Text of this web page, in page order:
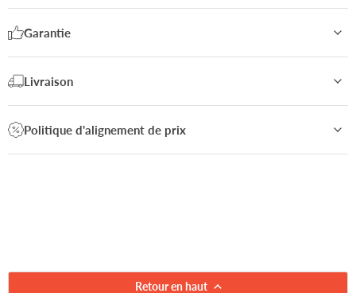
Garantie
Livraison
Politique d'alignement de prix
Retour en haut